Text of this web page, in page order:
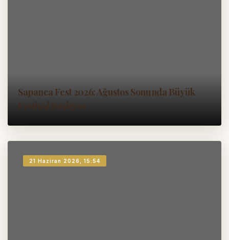
Sapanca Fest 2026: Ağustos Sonunda Büyük
Festival Başlıyor
21 Haziran 2026, 15:54